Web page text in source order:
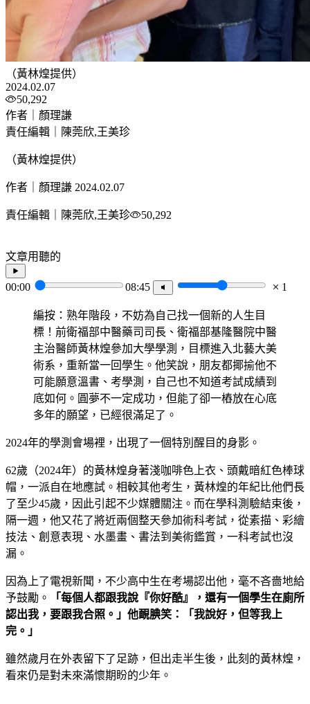
（黃林煌提供）
2024.02.07
50,292
作者｜顏理謙
責任編輯｜陳莞欣,王美珍
（黃林煌提供）
作者｜顏理謙 2024.02.07
責任編輯｜陳莞欣,王美珍 50,292
文章用聽的
00:00 08:45 1
編按：熟年階段，不妨為自己找一個新的人生目
標！前衛福部中醫藥司司長、衛福部基隆醫院中醫
主治醫師黃林煌參加大學學測，目標進入北藝大美
術系，重新當一回學生。他笑說，朋友都揶揄他不
可能願意溫書、考學測，自己也不知道考試成績到
底如何。圓夢不一定成功，但能了卻一樁放在心底
多年的願望，已經很滿足了。
2024年的學測會場裡，出現了一個特別醒目的身影。
62歲（2024年）的黃林煌身著淺咖啡色上衣、頭戴暗紅色棒球
帽，一派自在地應試。相較其他考生，黃林煌的年紀比他們長
了至少45歲，因此引起不少媒體關注。而在學科測驗結束後，
隔一週，他又花了將近兩個整天參加術科考試，從素描、彩繪
技法、創意表現、水墨畫、書法到美術鑑賞，一科考試也沒
漏。
因為上了電視新聞，不少高中生在考場認出他，毫不吝嗇地給
予鼓勵。
「每個人都跟我說『你好酷』，還有一個學生在廁所
認出我，要跟我合照。」他靦腆笑：「我說好，但等我上
完。」
雖然歲月在外表留下了足跡，但出走半生後，此刻的黃林煌，
看來仍是對未來滿懷期盼的少年。